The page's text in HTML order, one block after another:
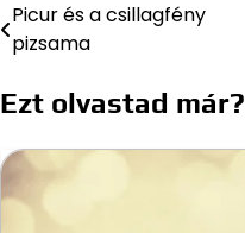
Bejegyzés
navigáció
Picur és a csillagfény
pizsama
Ezt olvastad már?